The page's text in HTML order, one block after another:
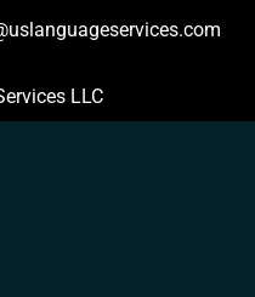
HACER PEDIDO
LLC